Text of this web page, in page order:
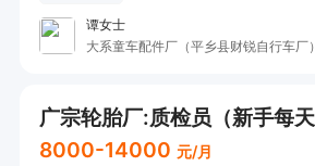
谭女士
大系童车配件厂（平乡县财锐自行车厂）
8000-14000 元/月